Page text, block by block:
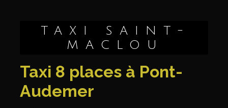
TAXI SAINT-
MACLOU
taxi 8 places à Pont-
Audemer